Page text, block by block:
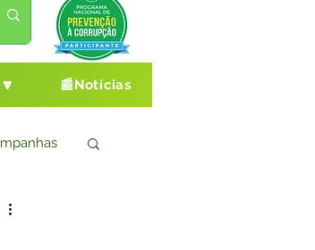
📰Notícias
Esporte